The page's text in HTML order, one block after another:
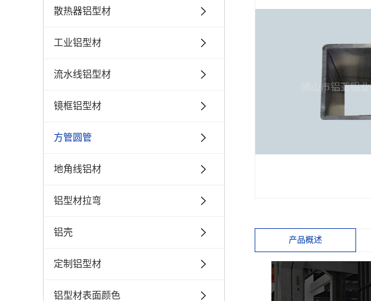
散热器铝型材
工业铝型材
流水线铝型材
镜框铝型材
方管圆管
地角线铝材
铝型材拉弯
铝壳
定制铝型材
铝型材表面颜色
产品概述